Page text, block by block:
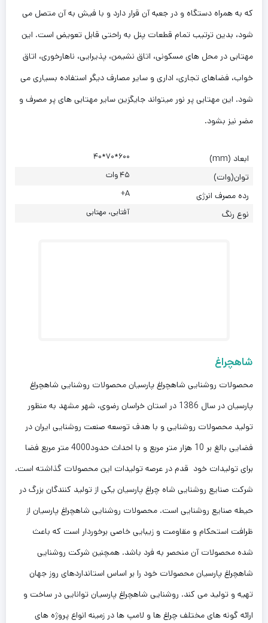
که به همراه دستگاه و در جعبه آن قرار دارد و با فیش به آن متصل می
شود، بدین ترتیب تمام قطعات پنل به راحتی قابل تعویض است. این
مهتابی در محل های مسکونی، اتاق نشیمن، پذیرایی، ناهارخوری، اتاق
خواب، فضاهای تجاری، اداری و سایر مصارف دیگر استفاده بسیاری می
شود. این مهتابی پر نور میتواند جایگزین سایر مهتابی های پر مصرف و
مضر نیز بشود.
ابعاد (mm) ۶۰۰*۷۰*۴۰
توان(وات) ۴۵ وات
رده مصرف انرژی A+
نوع رنگ آفتابی، مهتابی
شاهچراغ
محصولات روشنایی شاهچراغ پارسیان محصولات روشنایی شاهچراغ
پارسیان در سال 1386 در استان خراسان رضوی، شهر مشهد به منظور
تولید محصولات روشنایی و با هدف توسعه صنعت روشنایی ایران در
فضایی بالغ بر 10 هزار متر مربع و با احداث حدود4000 متر مربع فضا
برای تولیدات خود قدم در عرصه تولیدات این محصولات گذاشته است.
شرکت صنایع روشنایی شاه چراغ پارسیان یکی از تولید کنندگان بزرگ در
حیطه صنایع روشنایی است. محصولات روشنایی شاهچراغ پارسیان از
ظرافت استحکام و مقاومت و زیبایی خاصی برخوردار است که باعث
شده محصولات آن منحصر به فرد باشد. همچنین شرکت روشنایی
شاهچراغ پارسیان محصولات خود را بر اساس استانداردهای روز جهان
تهیه و تولید می کند. روشنایی شاهچراغ پارسیان توانایی در ساخت و
ارائه گونه های مختلف چراغ ها و لامپ ها در زمینه انواع پروژه های